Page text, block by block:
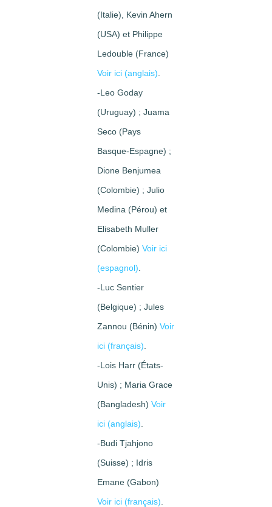
(Italie), Kevin Ahern
(USA) et Philippe
Ledouble (France)
Voir ici (anglais)
-Leo Goday
(Uruguay) ; Juama
Seco (Pays
Basque-Espagne) ;
Dione Benjumea
(Colombie) ; Julio
Medina (Pérou) et
Elisabeth Muller
(Colombie) Voir ici
(espagnol)
-Luc Sentier
(Belgique) ; Jules
Zannou (Bénin) Voir
ici (français)
-Lois Harr (États-
Unis) ; Maria Grace
(Bangladesh) Voir
ici (anglais)
-Budi Tjahjono
(Suisse) ; Idris
Emane (Gabon)
Voir ici (français)